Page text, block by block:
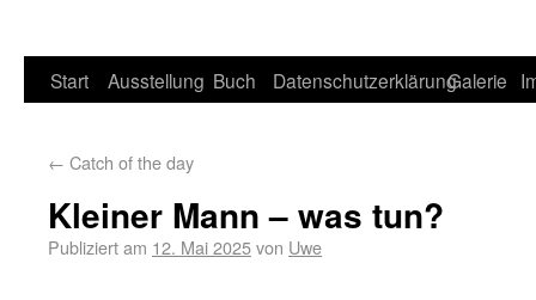
Start Ausstellung Buch DatenschutzerklärungGalerie
← Catch of the day
Kleiner Mann – was tun?
Publiziert am 12. Mai 2025von Uwe